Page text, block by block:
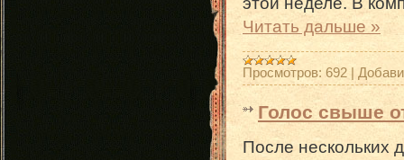
Читать дальше »
Просмотров: 692
Голос свыше
После нескольких